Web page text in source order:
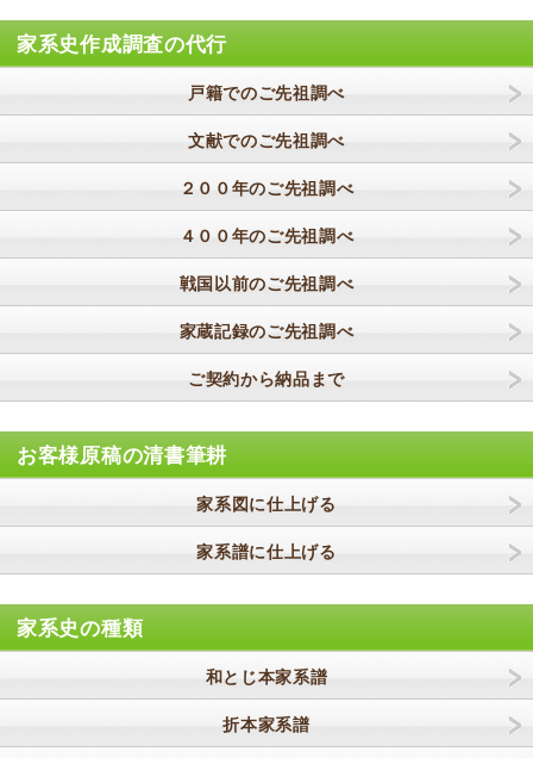
家系史作成調査の代行
戸籍でのご先祖調べ
文献でのご先祖調べ
２００年のご先祖調べ
４００年のご先祖調べ
戦国以前のご先祖調べ
家蔵記録のご先祖調べ
ご契約から納品まで
お客様原稿の清書筆耕
家系図に仕上げる
家系譜に仕上げる
家系史の種類
和とじ本家系譜
折本家系譜